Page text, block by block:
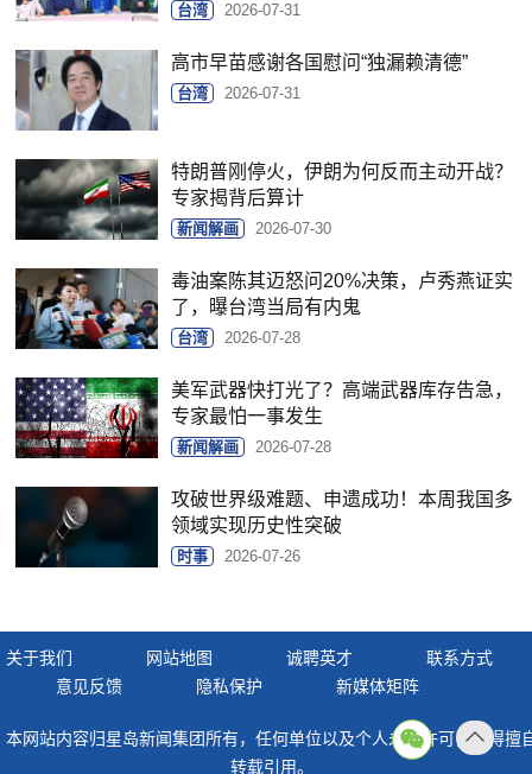
台湾 2026-07-31
高市早苗感谢各国慰问“独漏赖清德”
台湾 2026-07-31
特朗普刚停火，伊朗为何反而主动开战？
专家揭背后算计
新闻解画 2026-07-30
毒油案陈其迈怒问20%决策，卢秀燕证实
了，曝台湾当局有内鬼
台湾 2026-07-28
美军武器快打光了？高端武器库存告急，
专家最怕一事发生
新闻解画 2026-07-28
攻破世界级难题、申遗成功！本周我国多
领域实现历史性突破
时事 2026-07-26
关于我们 网站地图 诚聘英才
联系方式
意见反馈
隐私保护 新媒体矩阵
本网站内容归星岛新闻集团所有，任何单位以及个人未经许可，不得擅
转载引用。